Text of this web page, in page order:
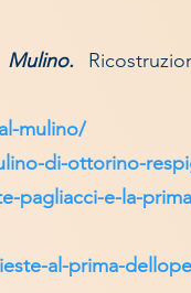
mulino/
di-ottorino-
pagliacci-e-la-
al-prima-